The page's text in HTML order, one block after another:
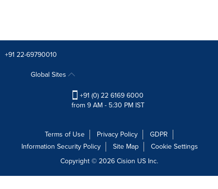
+91 22-69790010
Global Sites
+91 (0) 22 6169 6000
from 9 AM - 5:30 PM IST
Terms of Use Privacy Policy
GDPR
Information Security Policy
Site Map
Cookie Settings
Copyright © 2026Cision US Inc.